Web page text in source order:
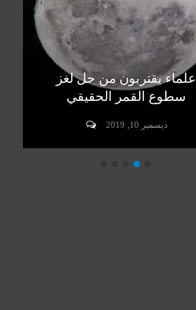
علماء يقتربون من حل لغز
سطوع القمر الحقيقي
ديسمبر 10, 2019